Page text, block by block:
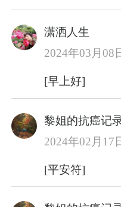
潇洒人生
2024年03月08
[早上好]
黎姐的抗癌记
2024年02月17
[平安符]